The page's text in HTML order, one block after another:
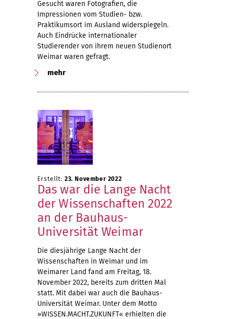
Gesucht waren Fotografien, die
Impressionen vom Studien- bzw.
Praktikumsort im Ausland widerspiegeln.
Auch Eindrücke internationaler
Studierender von ihrem neuen Studienort
Weimar waren gefragt.
mehr
Erstellt: 23. November 2022
Das war die Lange Nacht
der Wissenschaften 2022
an der Bauhaus-
Universität Weimar
Die diesjährige Lange Nacht der
Wissenschaften in Weimar und im
Weimarer Land fand am Freitag, 18.
November 2022, bereits zum dritten Mal
statt. Mit dabei war auch die Bauhaus-
Universität Weimar. Unter dem Motto
»WISSEN.MACHT.ZUKUNFT« erhielten die